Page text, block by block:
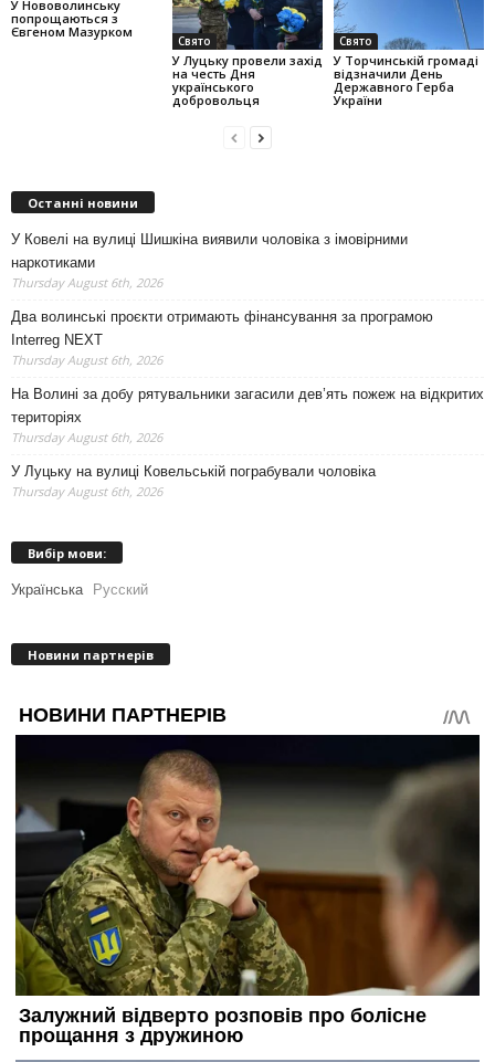
У Нововолинську
попрощаються з
Євгеном Мазурком
Свято
У Луцьку провели захід
на честь Дня
українського
добровольця
Свято
У Торчинській громаді
відзначили День
Державного Герба
України
Останні новини
У Ковелі на вулиці Шишкіна виявили чоловіка з імовірними
наркотиками
Thursday August 6th, 2026
Два волинські проєкти отримають фінансування за програмою
Interreg NEXT
Thursday August 6th, 2026
На Волині за добу рятувальники загасили дев’ять пожеж на відкритих
територіях
Thursday August 6th, 2026
У Луцьку на вулиці Ковельській пограбували чоловіка
Thursday August 6th, 2026
Вибір мови:
Українська Русский
Новини партнерів